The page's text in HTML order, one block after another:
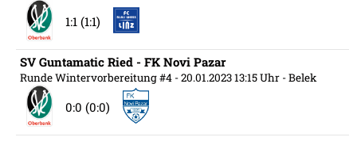
1:1 (1:1)
SV Guntamatic Ried - FK Novi Pazar
Runde Wintervorbereitung #4 - 20.01.2023 13:15 Uhr - Belek
0:0 (0:0)